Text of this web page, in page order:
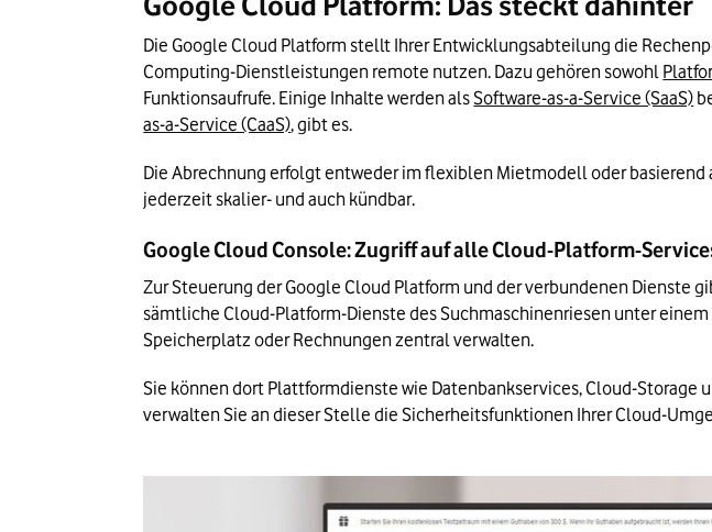
Die Google Cloud Platform stellt Ihrer Entwicklungsabteilung die
Computing-Dienstleistungen remote nutzen. Dazu gehören sowohl
Funktionsaufrufe. Einige Inhalte werden als Software-as-a-Service (SaaS)
as-a-Service (CaaS), gibt es.
Die Abrechnung erfolgt entweder im flexiblen Mietmodell oder
jederzeit skalier- und auch kündbar.
Google Cloud Console: Zugriff auf alle Cloud-Platform-
Zur Steuerung der Google Cloud Platform und der verbundenen Dienste
sämtliche Cloud-Platform-Dienste des Suchmaschinenriesen unter
Speicherplatz oder Rechnungen zentral verwalten.
Sie können dort Plattformdienste wie Datenbankservices, Cloud-
verwalten Sie an dieser Stelle die Sicherheitsfunktionen Ihrer Cloud-